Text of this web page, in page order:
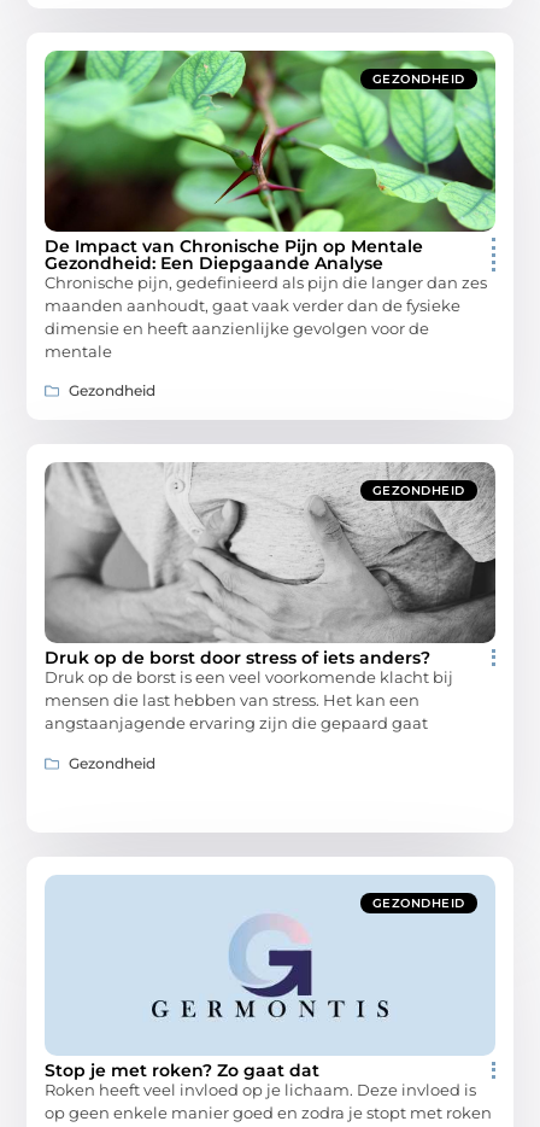
GEZONDHEID
De Impact van Chronische Pijn op Mentale
Gezondheid: Een Diepgaande Analyse
Chronische pijn, gedefinieerd als pijn die langer dan zes
maanden aanhoudt, gaat vaak verder dan de fysieke
dimensie en heeft aanzienlijke gevolgen voor de
mentale
Gezondheid
GEZONDHEID
Druk op de borst door stress of iets anders?
Druk op de borst is een veel voorkomende klacht bij
mensen die last hebben van stress. Het kan een
angstaanjagende ervaring zijn die gepaard gaat
Gezondheid
GEZONDHEID
Stop je met roken? Zo gaat dat
Roken heeft veel invloed op je lichaam. Deze invloed is
op geen enkele manier goed en zodra je stopt met roken